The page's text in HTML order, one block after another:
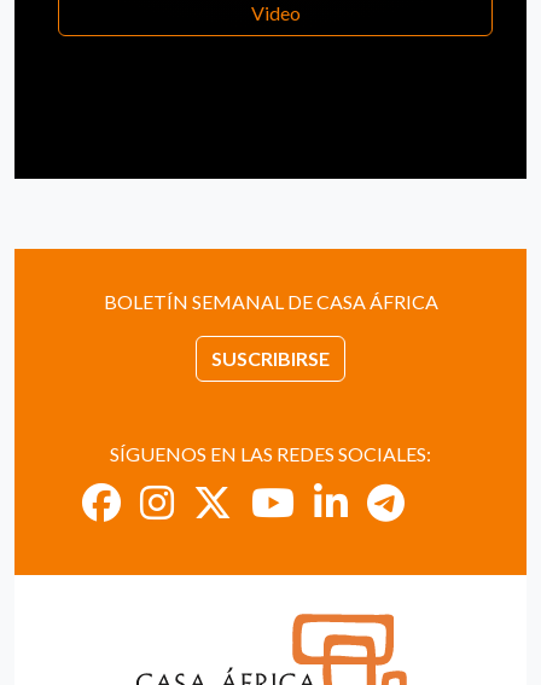
Video
BOLETÍN SEMANAL DE CASA ÁFRICA
SUSCRIBIRSE
SÍGUENOS EN LAS REDES SOCIALES: